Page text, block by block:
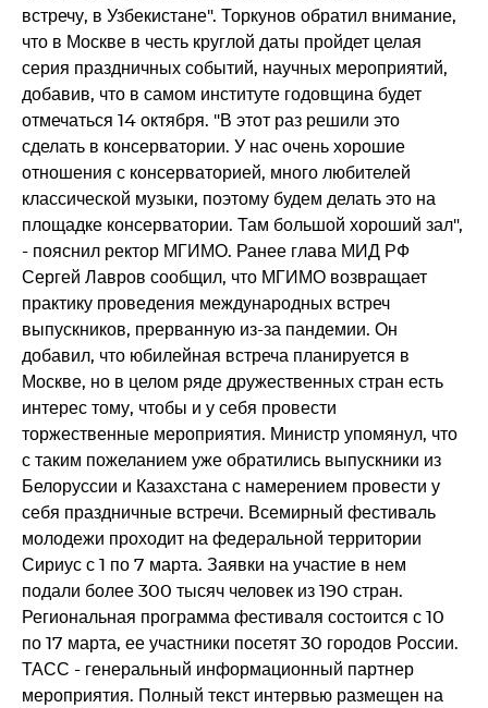
встречу, в Узбекистане". Торкунов обратил внимание,
что в Москве в честь круглой даты пройдет целая
серия праздничных событий, научных мероприятий,
добавив, что в самом институте годовщина будет
отмечаться 14 октября. "В этот раз решили это
сделать в консерватории. У нас очень хорошие
отношения с консерваторией, много любителей
классической музыки, поэтому будем делать это на
площадке консерватории. Там большой хороший зал",
- пояснил ректор МГИМО. Ранее глава МИД РФ
Сергей Лавров сообщил, что МГИМО возвращает
практику проведения международных встреч
выпускников, прерванную из-за пандемии. Он
добавил, что юбилейная встреча планируется в
Москве, но в целом ряде дружественных стран есть
интерес тому, чтобы и у себя провести
торжественные мероприятия. Министр упомянул, что
с таким пожеланием уже обратились выпускники из
Белоруссии и Казахстана с намерением провести у
себя праздничные встречи. Всемирный фестиваль
молодежи проходит на федеральной территории
Сириус с 1 по 7 марта. Заявки на участие в нем
подали более 300 тысяч человек из 190 стран.
Региональная программа фестиваля состоится с 10
по 17 марта, ее участники посетят 30 городов России.
ТАСС - генеральный информационный партнер
мероприятия. Полный текст интервью размещен на